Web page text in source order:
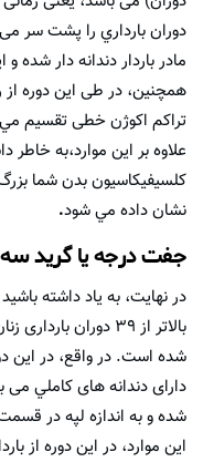
دوران بارداري را پشت سر
مادر باردار دندانه دار
همچنین، در طی این دوره از
تراکم اکوژن خطی تقسیم
علاوه بر اين موارد،به
کلسیفیکاسیون بدن شما
نشان داده مي شود.
جفت درجه یا گرید سه
در نهايت، به یاد داشته
بالاتر از ۳۹ دوران
شده است. در واقع، در این
دارای دندانه های کاملي
شده و به اندازه لپه در
اين موارد، در این دوره از